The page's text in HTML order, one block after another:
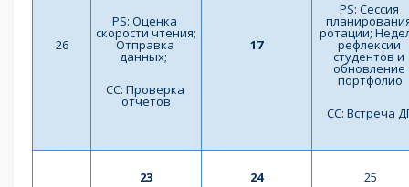
26
PS: Оценка
скорости чтения;
Отправка
данных;
СС: Проверка
отчетов
17
PS: Сессия
ротации;
рефлексии
студентов и
обновление
портфолио
СС: Встреча
23
24
25